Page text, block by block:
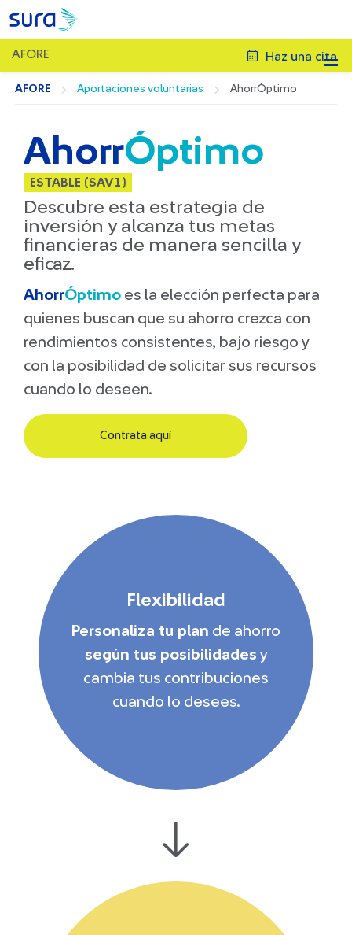
AFORE Haz una cita
AFORE Aportaciones voluntarias AhorrÓptimo
AhorrÓptimo
ESTABLE (SAV1)
Descubre esta estrategia de
inversión y alcanza tus metas
financieras de manera sencilla y
eficaz.
AhorrÓptimo es la elección perfecta para
quienes buscan que su ahorro crezca con
rendimientos consistentes, bajo riesgo y
con la posibilidad de solicitar sus recursos
cuando lo deseen.
Contrata aquí
Flexibilidad
Personaliza tu plan de ahorro
según tus posibilidades y
cambia tus contribuciones
cuando lo desees.